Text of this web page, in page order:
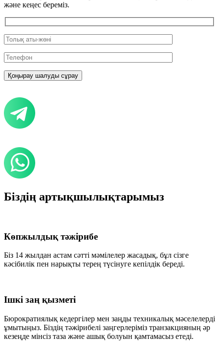
және кеңес береміз.
Біздің артықшылықтарымыз
Көпжылдық тәжірибе
Біз 14 жылдан астам сәтті мәмілелер жасадық, бұл сізге
кәсібилік пен нарықты терең түсінуге кепілдік береді.
Ішкі заң қызметі
Бюрократиялық кедергілер мен заңды техникалық мәселелерді
ұмытыңыз. Біздің тәжірибелі заңгерлеріміз транзакцияның әр
кезеңде мінсіз таза және ашық болуын қамтамасыз етеді.